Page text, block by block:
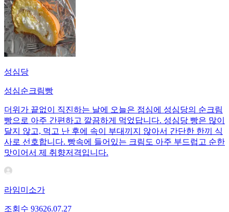
성심당
성심순크림빵
더위가 끝없이 직진하는 날에 오늘은 점심에 성심당의 순크림
빵으로 아주 간편하고 깔끔하게 먹었답니다. 성심당 빵은 많이
달지 않고, 먹고 난 후에 속이 부대끼지 않아서 간단한 한끼 식
사로 선호합니다. 빵속에 들어있는 크림도 아주 부드럽고 순한
맛이어서 제 취향저격입니다.
라임미소가
조회수 93626.07.27